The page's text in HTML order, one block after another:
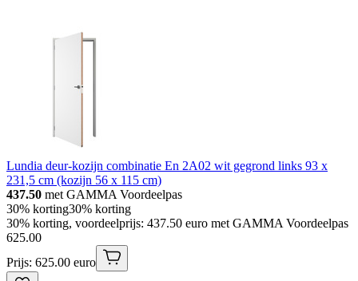
Lundia deur-kozijn combinatie En 2A02 wit gegrond links 93 x
231,5 cm (kozijn 56 x 115 cm)
437.50 met GAMMA Voordeelpas
30% korting30% korting
30% korting, voordeelprijs: 437.50 euro met GAMMA Voordeelpas
625.00
Prijs: 625.00 euro